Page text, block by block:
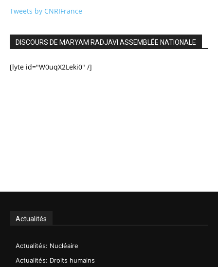
Tweets by CNRIFrance
DISCOURS DE MARYAM RADJAVI ASSEMBLÉE NATIONALE
[lyte id="W0uqX2Leki0" /]
Actualités
Actualités: Nucléaire
Actualités: Droits humains